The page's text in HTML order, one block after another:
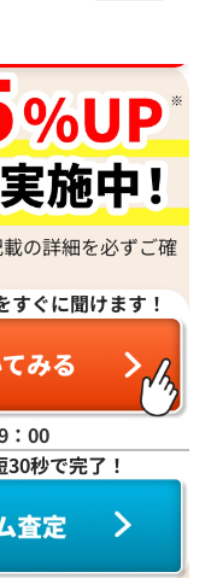
の詳細を必ずご確
すぐに聞けます！
：00
秒で完了！